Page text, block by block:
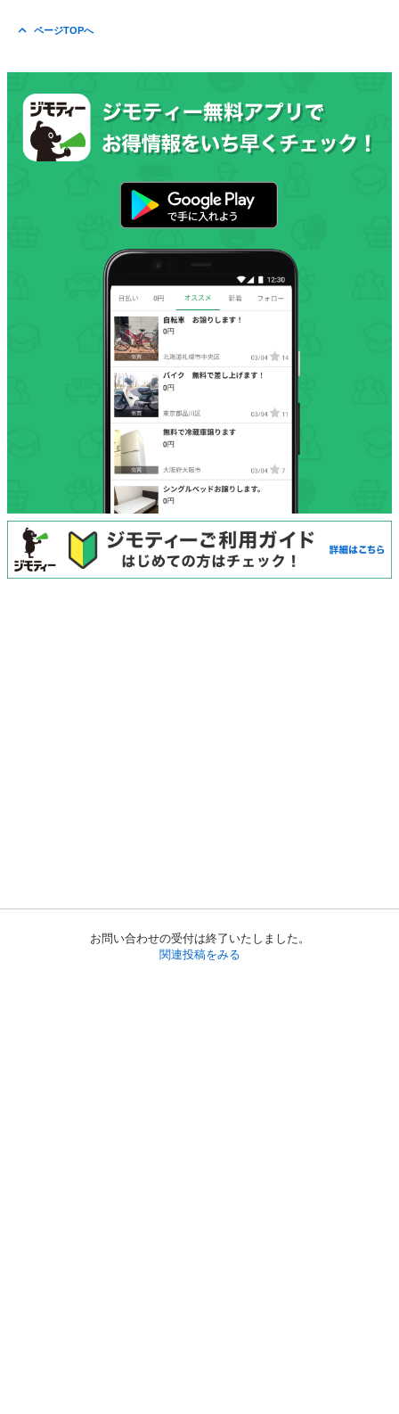
お問い合わせの受付は終了いたしました。
関連投稿をみる
ページTOPへ